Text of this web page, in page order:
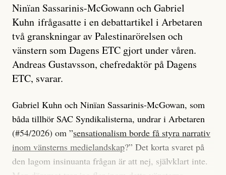
Ninïan Sassarinis-McGowann och Gabriel
Kuhn ifrågasatte i en debattartikel i Arbetaren
två granskningar av Palestinarörelsen och
vänstern som Dagens ETC gjort under våren.
Andreas Gustavsson, chefredaktör på Dagens
ETC, svarar.
Gabriel Kuhn och Ninïan Sassarinis-McGowan, som
båda tillhör SAC Syndikalisterna, undrar i Arbetaren
(#54/2026) om ”sensationalism borde få styra narrativ
inom vänsterns medielandskap?” Det korta svaret på
den lagom insinuanta frågan är att nej, självklart inte.